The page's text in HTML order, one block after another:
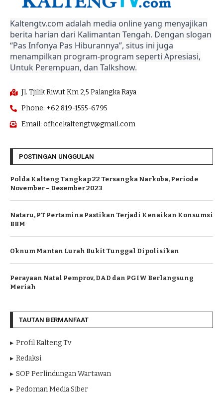
Kaltengtv.com adalah media online yang menyajikan
berita harian dari Kalimantan Tengah. Dengan slogan
“Pas Infonya Pas Hiburannya”, situs ini juga
menampilkan program-program seperti Apresiasi,
Untuk Perempuan, dan Talkshow.
Jl. Tjilik Riwut Km 2,5 Palangka Raya
Phone: +62 819-1555-6795
Email: officekaltengtv@gmail.com
POSTINGAN UNGGULAN
Polda Kalteng Tangkap 22 Tersangka Narkoba, Periode
November – Desember 2023
Nataru, PT Pertamina Pastikan Terjadi Kenaikan Konsumsi
BBM
Oknum Mantan Lurah Bukit Tunggal Dipolisikan
Perayaan Natal Pemprov, DAD dan PGIW Berlangsung
Meriah
TAUTAN BERMANFAAT
Profil Kalteng Tv
Redaksi
SOP Perlindungan Wartawan
Pedoman Media Siber